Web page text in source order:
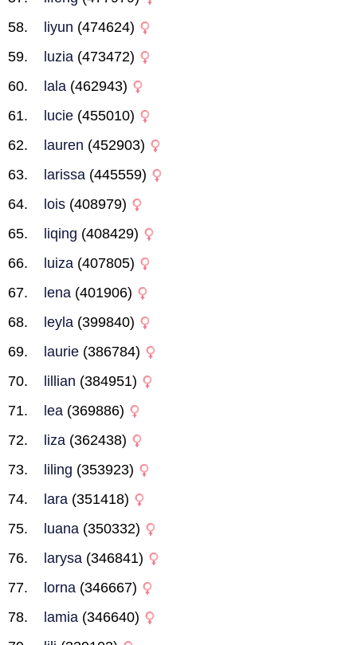
liyun (474624)
luzia (473472)
lala (462943)
lucie (455010)
lauren (452903)
larissa (445559)
lois (408979)
liqing (408429)
luiza (407805)
lena (401906)
leyla (399840)
laurie (386784)
lillian (384951)
lea (369886)
liza (362438)
liling (353923)
lara (351418)
luana (350332)
larysa (346841)
lorna (346667)
lamia (346640)